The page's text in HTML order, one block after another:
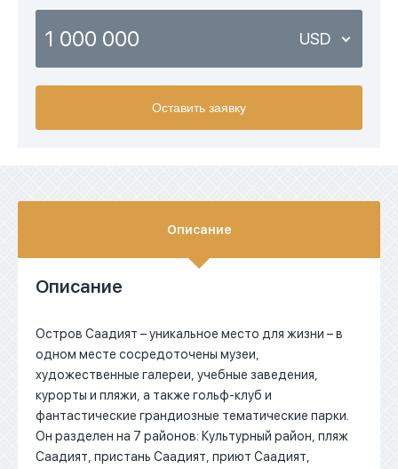
1 000 000 USD
Оставить заявку
Описание
Описание
Остров Саадият – уникальное место для жизни – в
одном месте сосредоточены музеи,
художественные галереи, учебные заведения,
курорты и пляжи, а также гольф-клуб и
фантастические грандиозные тематические парки.
Он разделен на 7 районов: Культурный район, пляж
Саадият, пристань Саадият, приют Саадият,